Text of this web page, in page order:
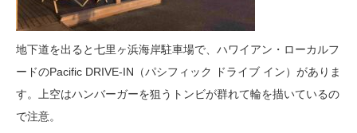
地下道を出ると七里ヶ浜海岸駐車場で、ハワイアン・ローカルフ
ードのPacific DRIVE-IN（パシフィック ドライブ イン）がありま
す。上空はハンバーガーを狙うトンビが群れて輪を描いているの
で注意。